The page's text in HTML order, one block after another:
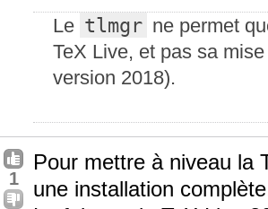
Le tlmgr ne permet
TeX Live, et pas sa
version 2018).
1
Pour mettre à niveau la
une installation